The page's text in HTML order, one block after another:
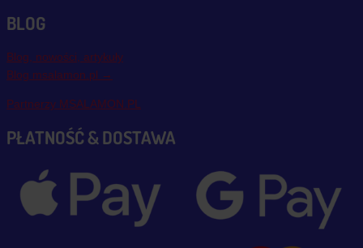
BLOG
Blog, nowości, artykuły
Blog msalamon.pl →
Partnerzy MSALAMON.PL
PŁATNOŚĆ & DOSTAWA